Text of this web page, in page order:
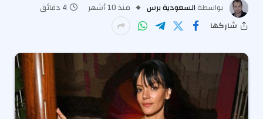
بواسطة السعودية برس منذ 10 أشهر
4 دقائق
شاركها